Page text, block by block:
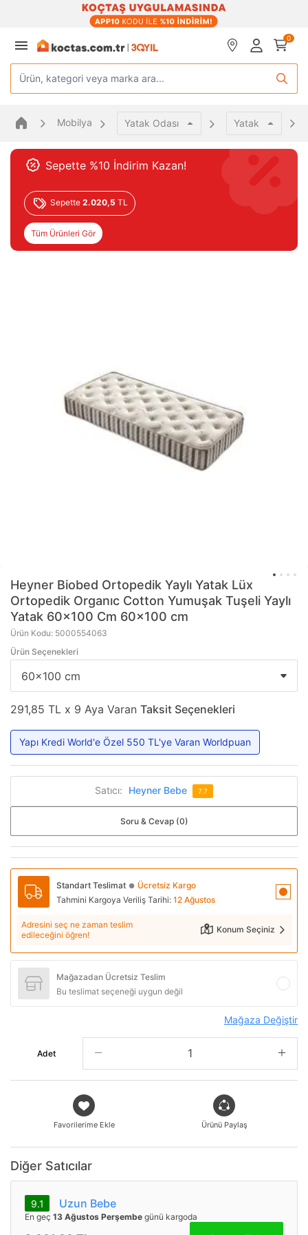
0
Ürün, kategori veya marka ara...
Mobilya Yatak Odası Yatak
Sepette %10 İndirim Kazan!
Sepette 2.020,5 TL
Tüm Ürünleri Gör
Heyner Biobed Ortopedik Yaylı Yatak Lüx
Ortopedik Organıc Cotton Yumuşak Tuşeli Yaylı
Yatak 60x100 Cm 60x100 cm
Ürün Kodu: 5000554063
Ürün Seçenekleri
291,85 TL x 9 Aya Varan Taksit Seçenekleri
Yapı Kredi World'e Özel 550 TL'ye Varan Worldpuan
Satıcı: Heyner Bebe 7.7
Soru & Cevap (0)
Standart Teslimat ● Ücretsiz Kargo
Tahmini Kargoya Veriliş Tarihi: 12 Ağustos
Adresini seç ne zaman teslim
edileceğini öğren!
Konum Seçiniz
Mağazadan Ücretsiz Teslim
Bu teslimat seçeneği uygun değil
Mağaza Değiştir
Adet
Favorilerime Ekle Ürünü Paylaş
Diğer Satıcılar
9.1 Uzun Bebe
En geç 13 Ağustos Perşembe günü kargoda